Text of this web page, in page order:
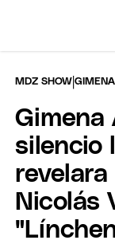
MDZ SHOW |
Gimena
silencio
Nicolás